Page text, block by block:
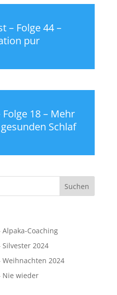
– Folge 44 –
pur
18 – Mehr
Schlaf
Alpaka-Coaching
Silvester 2024
Weihnachten 2024
Nie wieder